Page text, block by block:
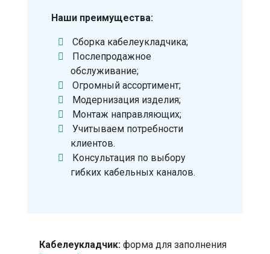
Наши преимущества:
Сборка кабелеукладчика;
Послепродажное
обслуживание;
Огромный ассортимент;
Модернизация изделия;
Монтаж направляющих;
Учитываем потребности
клиентов.
Консультация по выбору
гибких кабельных каналов.
Кабелеукладчик: форма для заполнения